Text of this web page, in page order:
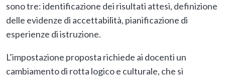
sono tre: identificazione dei risultati attesi, definizione
delle evidenze di accettabilità, pianificazione di
esperienze di istruzione.
L’impostazione proposta richiede ai docenti un
cambiamento di rotta logico e culturale, che si